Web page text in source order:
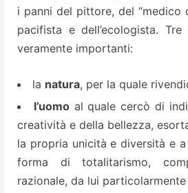
i panni del pittore, del “medico
pacifista e dell’ecologista.
veramente importanti:
la natura, per la quale
l’uomoal quale cercò di
creatività e della bellezza,
la propria unicità e diversità e
forma di totalitarismo,
razionale, da lui